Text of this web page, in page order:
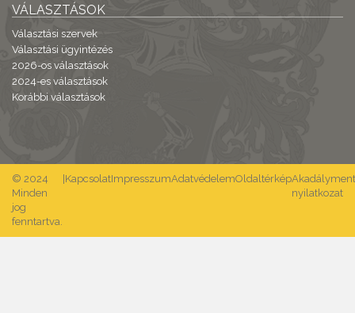
VÁLASZTÁSOK
Választási szervek
Választási ügyintézés
2026-os választások
2024-es választások
Korábbi választások
© 2024
Minden
jog
fenntartva.
KapcsolatImpresszumAdatvédelemOldaltérkép
nyilatkozat